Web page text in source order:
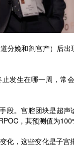
分娩和剖宫产）后
发生在哪一周，常
段。宫腔团块是超
，其预测值为
化，这些变化是子宫